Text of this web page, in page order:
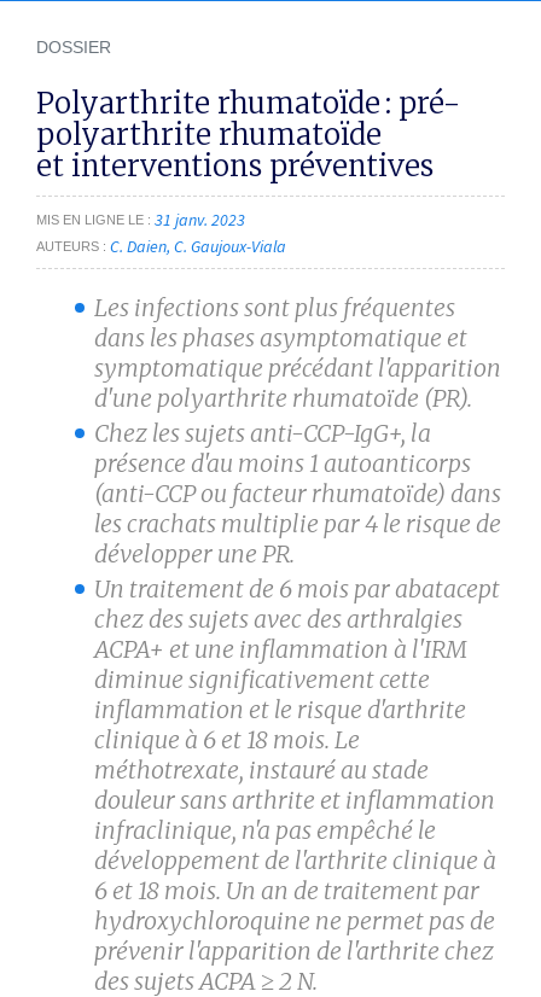
DOSSIER
Polyarthrite rhumatoïde : pré-
polyarthrite rhumatoïde
et interventions préventives
MIS EN LIGNE LE 31 janv. 2023
AUTEURS C. Daien C. Gaujoux-Viala
Les infections sont plus fréquentes
dans les phases asymptomatique et
symptomatique précédant l'apparition
d'une polyarthrite rhumatoïde (PR).
Chez les sujets anti-CCP-IgG+, la
présence d'au moins 1 autoanticorps
(anti-CCP ou facteur rhumatoïde) dans
les crachats multiplie par 4 le risque de
développer une PR.
Un traitement de 6 mois par abatacept
chez des sujets avec des arthralgies
ACPA+ et une inflammation à l'IRM
diminue significativement cette
inflammation et le risque d'arthrite
clinique à 6 et 18 mois. Le
méthotrexate, instauré au stade
douleur sans arthrite et inflammation
infraclinique, n'a pas empêché le
développement de l'arthrite clinique à
6 et 18 mois. Un an de traitement par
hydroxychloroquine ne permet pas de
prévenir l'apparition de l'arthrite chez
des sujets ACPA ≥ 2 N.